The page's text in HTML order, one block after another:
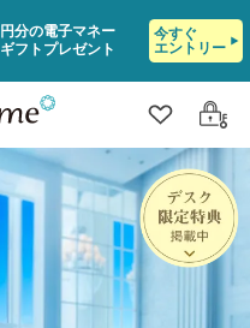
円分の電子マネー
ギフトプレゼント
今すぐ
エントリー
クリップ
ログ